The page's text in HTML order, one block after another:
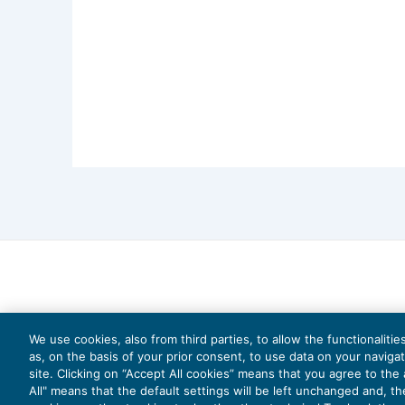
We use cookies, also from third parties, to allow the
as, on the basis of your prior consent, to use data on your
site. Clicking on “Accept All cookies” means that you agree to
All" means that the default settings will be left unchanged and,